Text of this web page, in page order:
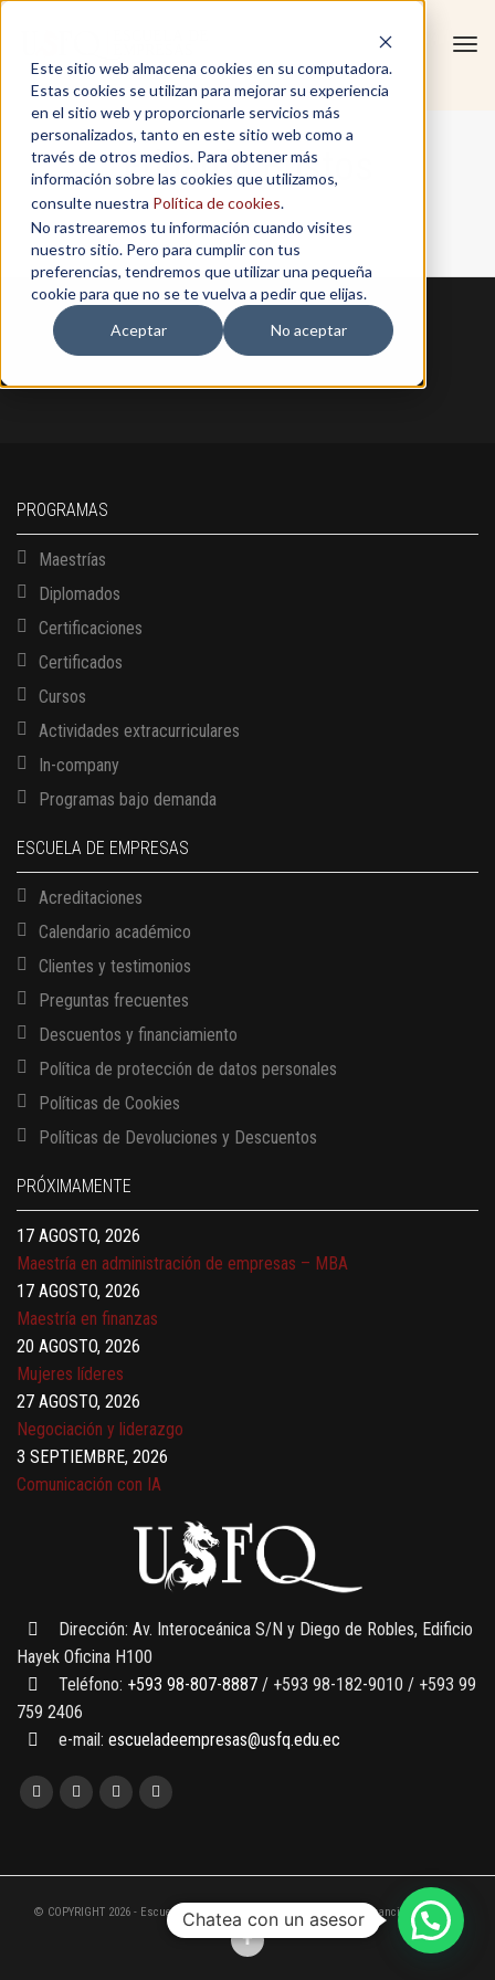
Este sitio web almacena cookies en su computadora.
Estas cookies se utilizan para mejorar su experiencia
en el sitio web y proporcionarle servicios más
personalizados, tanto en este sitio web como a
través de otros medios. Para obtener más
información sobre las cookies que utilizamos,
consulte nuestra Política de cookies.
No rastrearemos tu información cuando visites
nuestro sitio. Pero para cumplir con tus
preferencias, tendremos que utilizar una pequeña
cookie para que no se te vuelva a pedir que elijas.
Aceptar
No aceptar
Eduardo Bustos
Home / Eduardo Bustos
PROGRAMAS
Maestrías
Diplomados
Certificaciones
Certificados
Cursos
Actividades extracurriculares
In-company
Programas bajo demanda
ESCUELA DE EMPRESAS
Acreditaciones
Calendario académico
Clientes y testimonios
Preguntas frecuentes
Descuentos y financiamiento
Política de protección de datos personales
Políticas de Cookies
Políticas de Devoluciones y Descuentos
PRÓXIMAMENTE
13 AGOSTO, 2026
17 AGOSTO, 2026
Gerencia de empresas familiares
17 AGOSTO, 2026
Maestría en administración de empresas – MBA
17 AGOSTO, 2026
Maestría en finanzas
20 AGOSTO, 2026
Mujeres líderes
27 AGOSTO, 2026
Negociación y liderazgo
3 SEPTIEMBRE, 2026
Comunicación con IA
Gobernanza de datos
13 AGOSTO, 2026
Finanzas para no financieros
Dirección: Av. Interoceánica S/N y Diego de Robles, Edificio
Hayek Oficina H100
Teléfono: +593 98-807-8887 / +593 98-182-9010 / +593 99
759 2406
e-mail: escueladeempresas@usfq.edu.ec
© COPYRIGHT 2026 - Escuela de Empresas de la Universidad San Francisco de Quito
Chatea con un asesor